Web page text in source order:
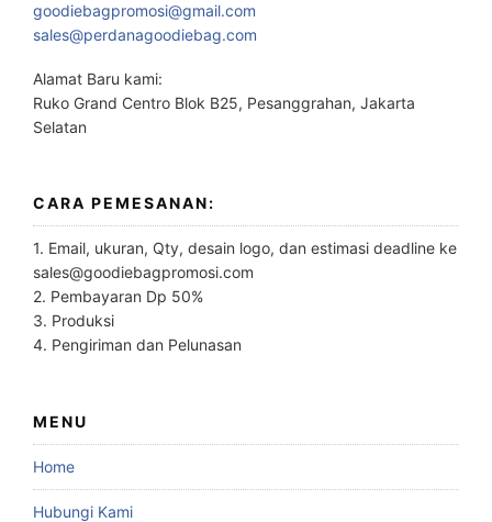
goodiebagpromosi@gmail.com
sales@perdanagoodiebag.com
Alamat Baru kami:
Ruko Grand Centro Blok B25, Pesanggrahan, Jakarta
Selatan
CARA PEMESANAN:
1. Email, ukuran, Qty, desain logo, dan estimasi deadline ke
sales@goodiebagpromosi.com
2. Pembayaran Dp 50%
3. Produksi
4. Pengiriman dan Pelunasan
MENU
Home
Hubungi Kami